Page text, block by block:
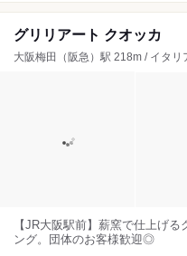
グリリアート クオッカ
大阪梅田（阪急）駅 218m / イタリ
【JR大阪駅前】薪窯で仕上げ
ング。団体のお客様歓迎◎